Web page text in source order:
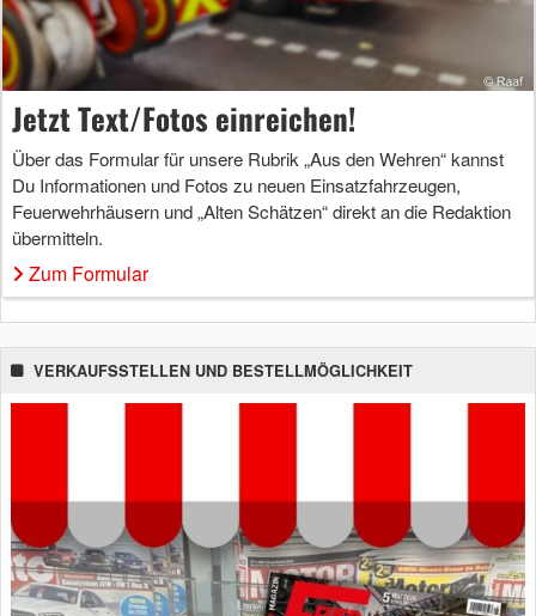
Jetzt Text/Fotos einreichen!
Über das Formular für unsere Rubrik „Aus den Wehren“ kannst
Du Informationen und Fotos zu neuen Einsatzfahrzeugen,
Feuerwehrhäusern und „Alten Schätzen“ direkt an die Redaktion
übermitteln.
Zum Formular
VERKAUFSSTELLEN UND BESTELLMÖGLICHKEIT